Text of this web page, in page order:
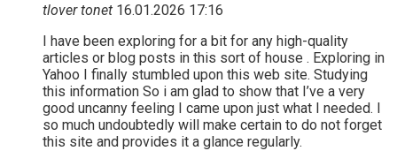
tlover tonet 16.01.2026 17:16
I have been exploring for a bit for any high-quality
articles or blog posts in this sort of house . Exploring in
Yahoo I finally stumbled upon this web site. Studying
this information So i am glad to show that I’ve a very
good uncanny feeling I came upon just what I needed. I
so much undoubtedly will make certain to do not forget
this site and provides it a glance regularly.